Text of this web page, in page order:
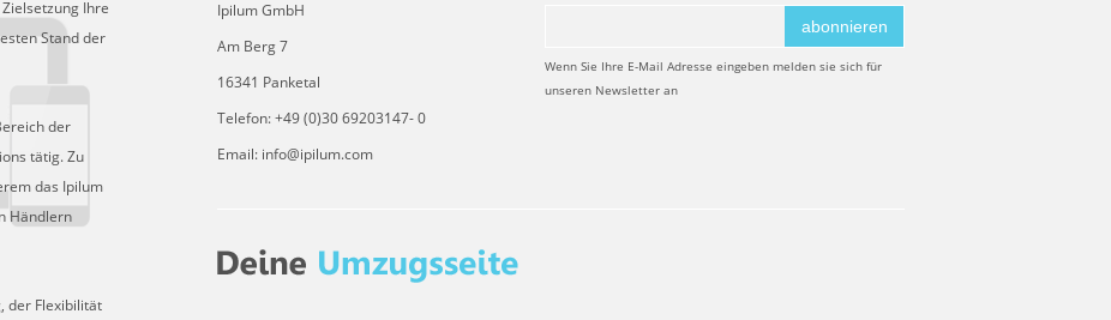
Ihre
Stand der
der
tätig. Zu
das Ipilum
Händlern
der Flexibilität
Ipilum GmbH
Am Berg 7
16341 Panketal
Telefon: +49 (0)30 69203147- 0
Email: info@ipilum.com
abonnieren
Wenn Sie Ihre E-Mail Adresse eingeben melden sie sich für
unseren Newsletter an